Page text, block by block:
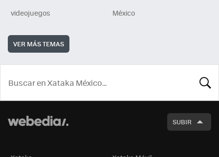
videojuegos
México
VER MÁS TEMAS
SUBIR